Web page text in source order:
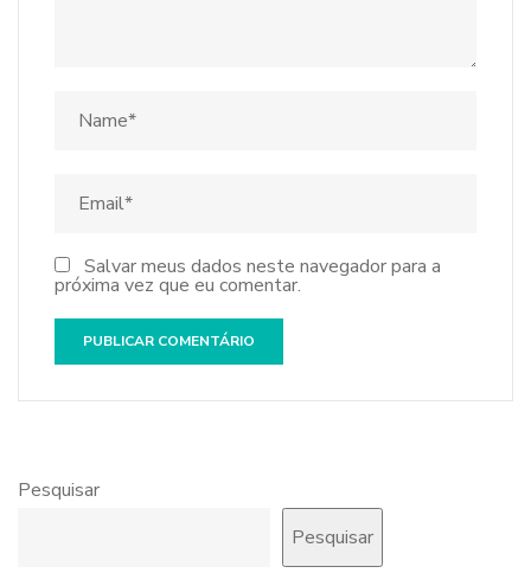
Salvar meus dados neste navegador para a
próxima vez que eu comentar.
Pesquisar
Pesquisar